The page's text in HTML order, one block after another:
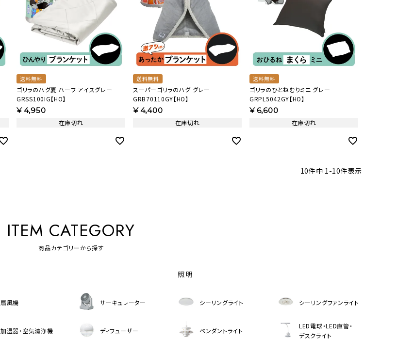
送料無料
ゴリラのハグ夏 ハーフ アイスグレー
GRSS100IG【HO】
¥4,950
在庫切れ
送料無料
スーパーゴリラのハグ グレー
GRB70110GY【HO】
¥4,400
在庫切れ
送料無料
ゴリラのひとねむりミニ グレー
GRPL5042GY【HO】
¥6,600
在庫切れ
10件中 1-10件表示
ITEM CATEGORY
商品カテゴリーから探す
扇風機 サーキュレーター
加湿器・空気清浄機 ディフューザー
照明
シーリングライト シーリングファンライト
ペンダントライト
LED電球・LED直管・
デスクライト